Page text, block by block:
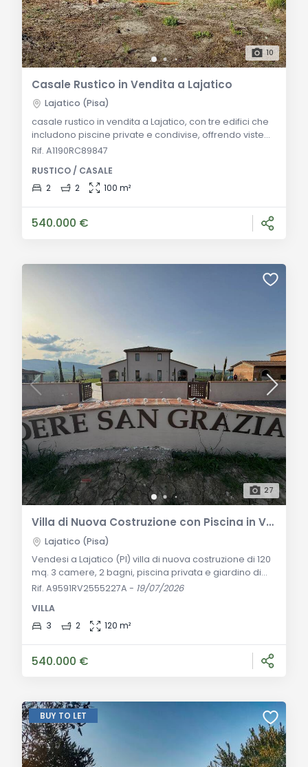
10
Casale Rustico in Vendita a Lajatico
Lajatico (Pisa)
casale rustico in vendita a Lajatico, con tre edifici che
includono piscine private e condivise, offrendo viste
mozzafiato a 360 gradi e assoluta privacy. Descrizione
da tre edifici separati, tra cui una villa indipendente
con piscina privata, un edificio con due unità e una
Rif. A1190RC89847
RUSTICO / CASALE
2
2 100 m²
540.000 €
27
Villa di Nuova Costruzione con Piscina in Vendita a Lajatico
Lajatico (Pisa)
Vendesi a Lajatico (PI) villa di nuova costruzione di 120
mq. 3 camere, 2 bagni, piscina privata e giardino di
2.000 mq. Classe Energetica A+, stile rustico moderno
esclusivo nel cuore della Toscana. Descrizione
Generale: Nel cuore pulsante della Toscana più
Rif. A9591RV2555227A - 19/07/2026
VILLA
3
2 120 m²
540.000 €
BUY TO LET